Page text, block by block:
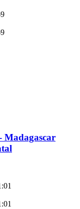
Madagascar